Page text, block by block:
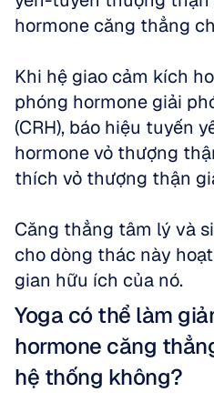
hormone căng thẳng
Khi hệ giao cảm kích
phóng hormone giải
(CRH), báo hiệu tuyến
hormone vỏ thượng
thích vỏ thượng thận
Căng thẳng tâm lý và
cho dòng thác này
gian hữu ích của nó.
Yoga có thể làm
hormone căng
hệ thống không?